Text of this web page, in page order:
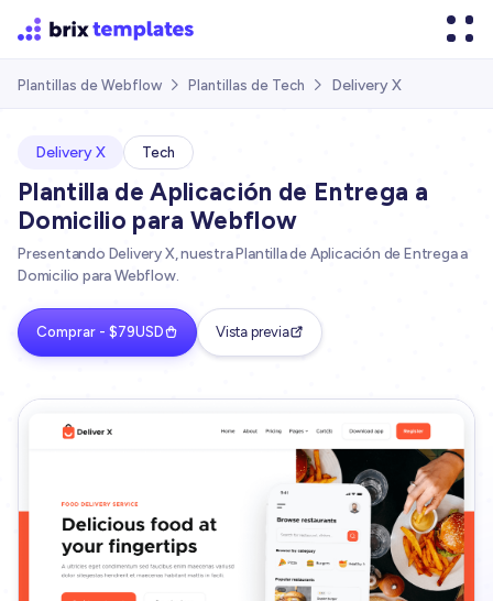
Plantillas de Webflow  Plantillas de Tech  Delivery X
Delivery X Tech
Plantilla de Aplicación de Entrega a
Domicilio para Webflow
Presentando Delivery X, nuestra Plantilla de Aplicación de Entrega a
Domicilio para Webflow.
Comprar - $79USD Vista previa